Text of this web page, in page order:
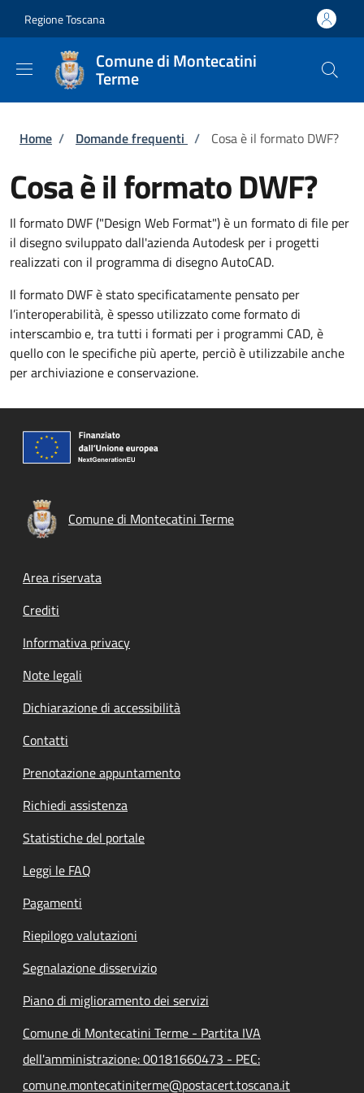
Regione Toscana
Comune di Montecatini
Terme
Briciole di pane
Home / Domande frequenti / Cosa è il formato DWF?
Cosa è il formato DWF?
Il formato DWF ("Design Web Format") è un formato di file per
il disegno sviluppato dall'azienda Autodesk per i progetti
realizzati con il programma di disegno AutoCAD.
Il formato DWF è stato specificatamente pensato per
l’interoperabilità, è spesso utilizzato come formato di
interscambio e, tra tutti i formati per i programmi CAD, è
quello con le specifiche più aperte, perciò è utilizzabile anche
per archiviazione e conservazione.
Comune di Montecatini Terme
Footer menu
Area riservata
Crediti
Informativa privacy
Note legali
Dichiarazione di accessibilità
Contatti
Prenotazione appuntamento
Richiedi assistenza
Statistiche del portale
Leggi le FAQ
Pagamenti
Riepilogo valutazioni
Segnalazione disservizio
Piano di miglioramento dei servizi
Comune di Montecatini Terme - Partita IVA
dell'amministrazione: 00181660473 - PEC:
comune.montecatiniterme@postacert.toscana.it